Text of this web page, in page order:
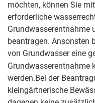
möchten, können Sie
erforderliche
Grundwasserentnahme
beantragen. Ansonsten
von Grundwasser eine
Grundwasserentnahme
werden.Bei der
kleingärtnerische